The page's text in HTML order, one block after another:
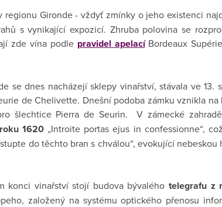
Gironde - vždyť zmínky o jeho existenci
s vynikající expozicí. Zhruba polovina se
zde vína podle pravidel apelací Bordeaux
se dnes nacházejí sklepy vinařství, stávala ve 13.
de Chelivette. Dnešní podoba zámku vznikla na
šlechtice Pierra de Seurin. V zámecké
1620 „Introite portas ejus in confessionne“,
do těchto bran s chválou“, evokující
konci vinařství stojí budova bývaléhotelegrafu z
založený na systému optického přenosu